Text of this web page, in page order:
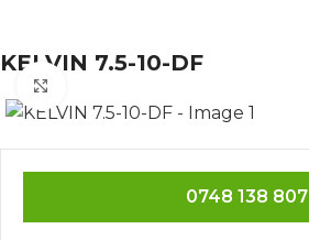
KELVIN 7.5-10-DF
0748 138 807